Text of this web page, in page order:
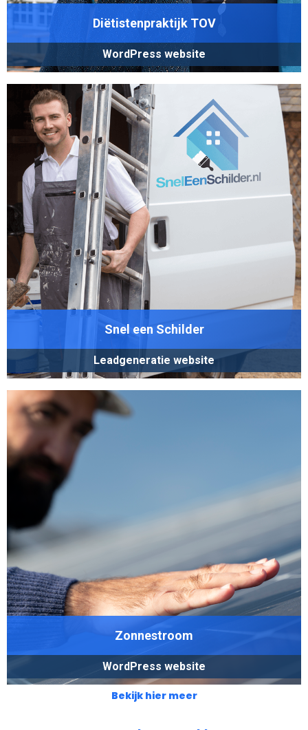
Diëtistenpraktijk TOV
WordPress website
Snel een Schilder
Leadgeneratie website
Zonnestroom
WordPress website
Bekijk hier meer